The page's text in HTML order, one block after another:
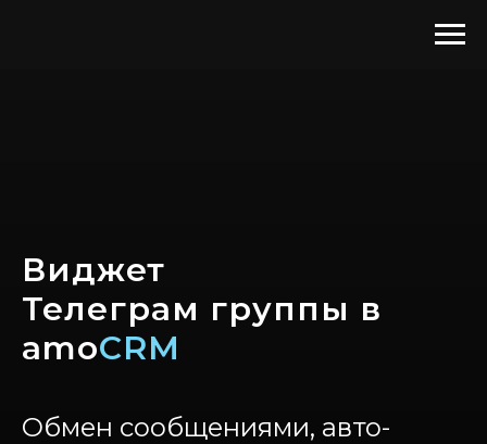
Виджет
Телеграм группы в
amoCRM
Обмен сообщениями, авто-